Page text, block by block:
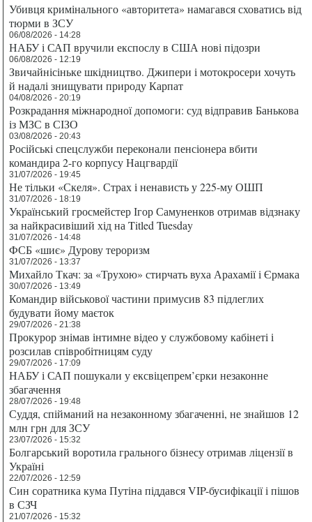
Убивця кримінального «авторитета» намагався сховатись від
тюрми в ЗСУ
06/08/2026 - 14:28
НАБУ і САП вручили експослу в США нові підозри
06/08/2026 - 12:19
Звичайнісіньке шкідництво. Джипери і мотокросери хочуть
й надалі знищувати природу Карпат
04/08/2026 - 20:19
Розкрадання міжнародної допомоги: суд відправив Банькова
із МЗС в СІЗО
03/08/2026 - 20:43
Російські спецслужби переконали пенсіонера вбити
командира 2-го корпусу Нацгвардії
31/07/2026 - 19:45
Не тільки «Скеля». Страх і ненависть у 225-му ОШП
31/07/2026 - 18:19
Український гросмейстер Ігор Самуненков отримав відзнаку
за найкрасивіший хід на Titled Tuesday
31/07/2026 - 14:48
ФСБ «шиє» Дурову тероризм
31/07/2026 - 13:37
Михайло Ткач: за «Трухою» стирчать вуха Арахамії і Єрмака
30/07/2026 - 13:49
Командир військової частини примусив 83 підлеглих
будувати йому маєток
29/07/2026 - 21:38
Прокурор знімав інтимне відео у службовому кабінеті і
розсилав співробітницям суду
29/07/2026 - 17:09
НАБУ і САП пошукали у ексвіцепрем’єрки незаконне
збагачення
28/07/2026 - 19:48
Суддя, спійманий на незаконному збагаченні, не знайшов 12
млн грн для ЗСУ
23/07/2026 - 15:32
Болгарський воротила грального бізнесу отримав ліцензії в
Україні
22/07/2026 - 12:59
Син соратника кума Путіна піддався VIP-бусифікації і пішов
в СЗЧ
21/07/2026 - 15:32